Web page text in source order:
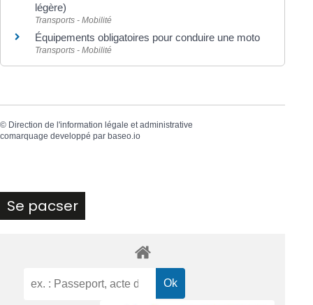
légère)
Transports - Mobilité
Équipements obligatoires pour conduire une moto
Transports - Mobilité
© Direction de l'information légale et administrative
comarquage developpé par baseo.io
Se pacser